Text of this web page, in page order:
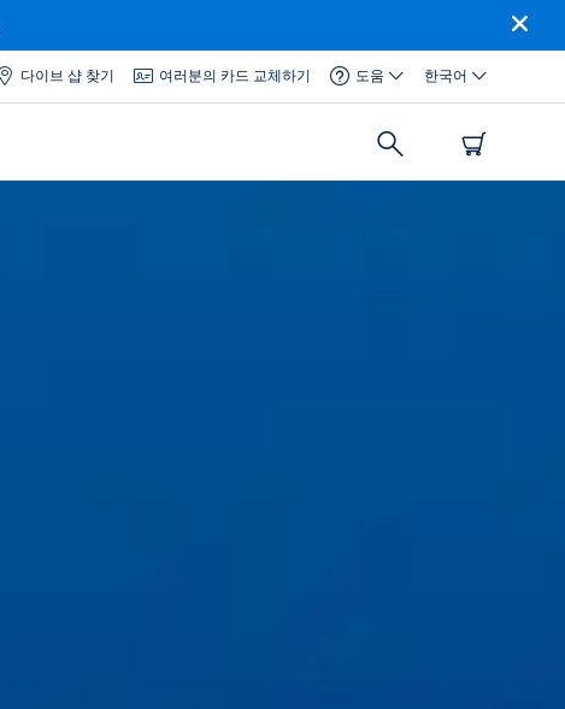
다이브 샵 찾기 여러분의 카드 교체하기 도움 한국어